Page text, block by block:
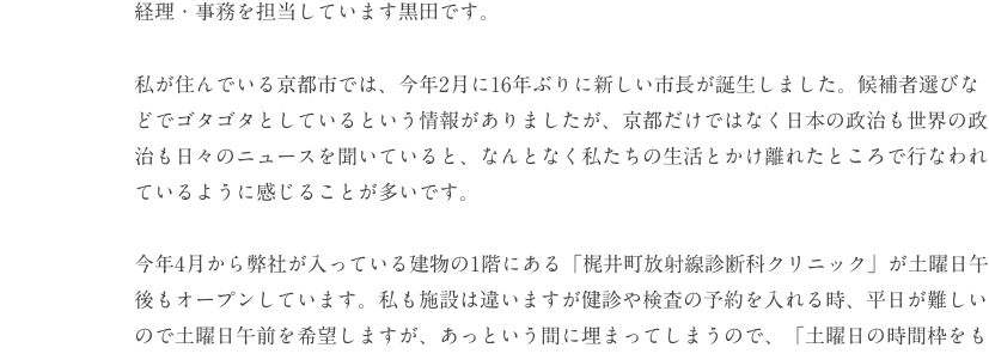
（
）
経理・事務を担当しています黒田です。
私が住んでいる京都市では、今年2月に16年ぶりに新しい市長が誕生しました。候補者選びな
どでゴタゴタとしているという情報がありましたが、京都だけではなく日本の政治も世界の政
治も日々のニュースを聞いていると、なんとなく私たちの生活とかけ離れたところで行なわれ
ているように感じることが多いです。
今年4月から弊社が入っている建物の1階にある「梶井町放射線診断科クリニック」が土曜日午
後もオープンしています。私も施設は違いますが健診や検査の予約を入れる時、平日が難しい
ので土曜日午前を希望しますが、あっという間に埋まってしまうので、「土曜日の時間枠をも